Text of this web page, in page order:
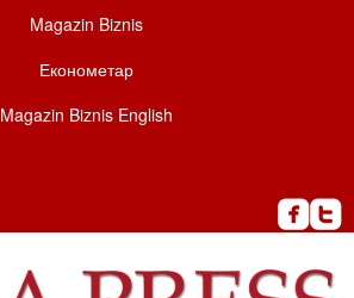
Magazin Biznis
Економетар
Magazin Biznis English